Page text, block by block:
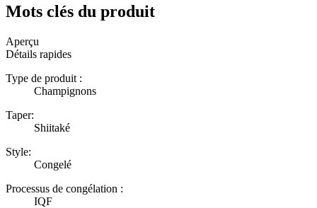
Mots clés du produit
Aperçu
Détails rapides
Type de produit :
Champignons
Taper:
Shiitaké
Style:
Congelé
Processus de congélation :
IQF